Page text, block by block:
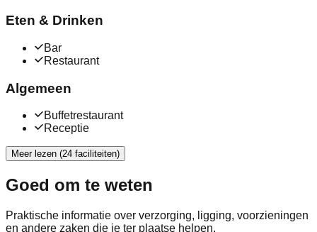
Eten & Drinken
Bar
Restaurant
Algemeen
Buffetrestaurant
Receptie
Meer lezen (24 faciliteiten)
Goed om te weten
Praktische informatie over verzorging, ligging, voorzieningen
en andere zaken die je ter plaatse helpen.